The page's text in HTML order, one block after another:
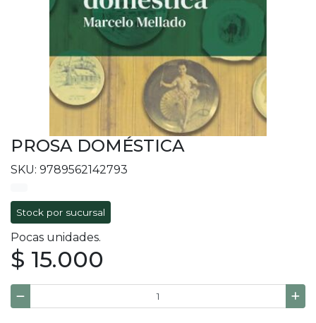
PROSA DOMÉSTICA
SKU: 9789562142793
Stock por sucursal
Pocas unidades.
$ 15.000